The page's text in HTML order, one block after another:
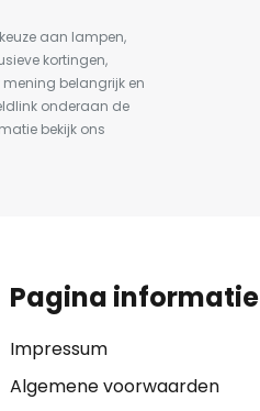
aan lampen,
kortingen,
belangrijk en
onderaan de
bekijk ons
Pagina informatie
Impressum
Algemene voorwaarden